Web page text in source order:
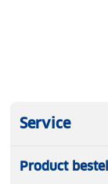
Service
Product